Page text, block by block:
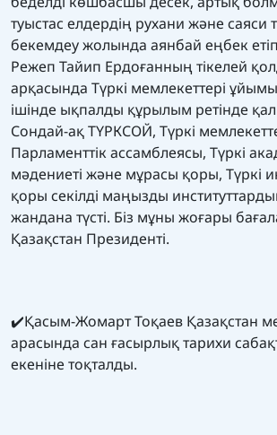
туыстас елдердің рухани және саяси
бекемдеу жолында аянбай еңбек етіп
Режеп Тайип Ердоғанның тікелей
арқасында Түркі мемлекеттері
ішінде ықпалды құрылым ретінде
Сондай-ақ ТҮРКСОЙ, Түркі
Парламенттік ассамблеясы, Түркі
мәдениеті және мұрасы қоры, Түркі
қоры секілді маңызды
жандана түсті. Біз мұны жоғары
Қазақстан Президенті.
✔️Қасым-Жомарт Тоқаев Қазақстан
арасында сан ғасырлық тарихи
екеніне тоқталды.